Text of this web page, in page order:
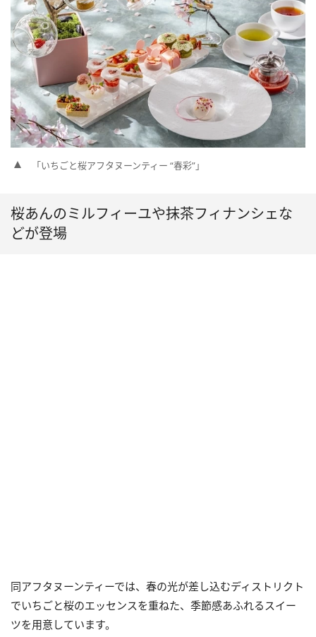
「いちごと桜アフタヌーンティー “春彩”」
桜あんのミルフィーユや抹茶フィナンシェな
どが登場
同アフタヌーンティーでは、春の光が差し込むディストリクト
でいちごと桜のエッセンスを重ねた、季節感あふれるスイー
ツを用意しています。